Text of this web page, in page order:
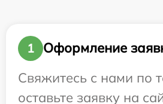
1
Оформление
Свяжитесь с нами по
оставьте заявку на